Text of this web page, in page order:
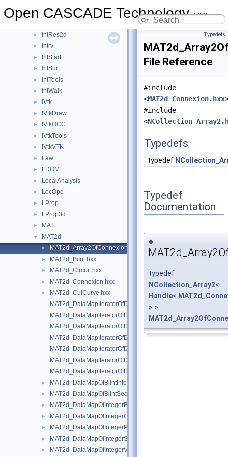
Open CASCADE Technology7.9.0
► IntPatch
► IntRes2d
► Intrv
► IntStart
► IntSurf
► IntTools
► IntWalk
► IVtk
► IVtkDraw
► IVtkOCC
► IVtkTools
► IVtkVTK
► Law
► LDOM
► LocalAnalysis
► LocOpe
► LProp
► LProp3d
► MAT
▼ MAT2d
► MAT2d_Array2OfConnexion.hxx
► MAT2d_BiInt.hxx
► MAT2d_Circuit.hxx
► MAT2d_Connexion.hxx
►
MAT2d_CutCurve.hxx
MAT2d_DataMapIteratorOfDataMapOfBiIntInteger.hxx
MAT2d_DataMapIteratorOfDataMapOfIntegerBisec.hxx
MAT2d_DataMapIteratorOfDataMapOfIntegerConnexion.hxx
MAT2d_DataMapIteratorOfDataMapOfIntegerPnt2d.hxx
MAT2d_DataMapIteratorOfDataMapOfIntegerVec2d.hxx
► MAT2d_DataMapOfBiIntInteger.hxx
► MAT2d_DataMapOfBiIntSequenceOfInteger.hxx
► MAT2d_DataMapOfIntegerBisec.hxx
► MAT2d_DataMapOfIntegerConnexion.hxx
► MAT2d_DataMapOfIntegerPnt2d.hxx
► MAT2d_DataMapOfIntegerSequenceOfConnexion.hxx
► MAT2d_DataMapOfIntegerVec2d.hxx
Typedefs
File Reference
#include
<MAT2d_Connexion.hxx
#include
<
Typedefs
typedef
Typedef
Documentation
◆
typedef
NCollection_Array2<
Handle<
> >